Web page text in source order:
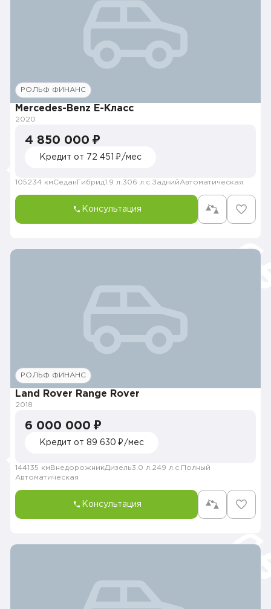
РОЛЬФ ФИНАНС
Mercedes-Benz E-Класс
2020
4 850 000 ₽
Кредит от 72 451 ₽/мес
105234 кмСедан Гибрид1.9 л. 306 л.с. ЗаднийАвтоматическая
Консультация
РОЛЬФ ФИНАНС
Land Rover Range Rover
2018
6 000 000 ₽
Кредит от 89 630 ₽/мес
144135 км ВнедорожникДизель3.0 л. 249 л.с. Полный
Автоматическая
Консультация